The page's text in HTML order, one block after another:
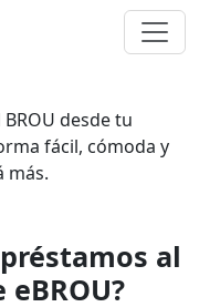
desde tu
fácil, cómoda y
más.
al